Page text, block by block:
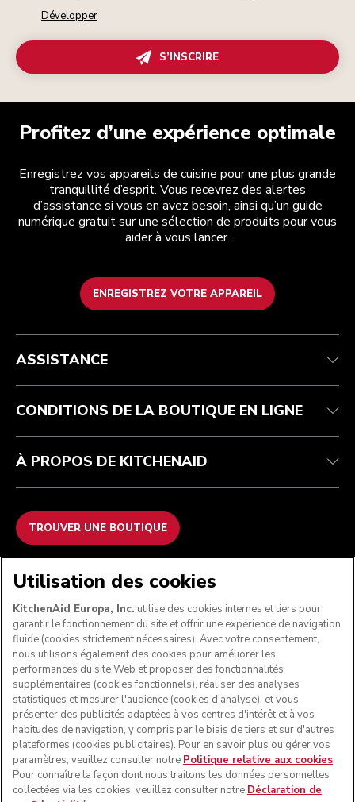
Développer
S’INSCRIRE
Profitez d’une expérience optimale
Enregistrez vos appareils de cuisine pour une plus grande
tranquillité d’esprit. Vous recevrez des alertes
d’assistance si vous en avez besoin, ainsi qu’un guide
numérique gratuit sur une sélection de produits pour vous
aider à vous lancer.
ENREGISTREZ VOTRE APPAREIL
Service après-vente
Garantie et documents
Contactez-nous
Conditions générales de vente
Retours et remboursements
Imprint
ODR
La marque
Trouver une boutique
ASSISTANCE
CONDITIONS DE LA BOUTIQUE EN LIGNE
À PROPOS DE KITCHENAID
TROUVER UNE BOUTIQUE
NOUS ACCEPTONS
SUIVEZ-NOUS
Utilisation des cookies
KitchenAid Europa, Inc. utilise des cookies internes et tiers pour
garantir le fonctionnement du site et offrir une expérience de navigation
fluide (cookies strictement nécessaires). Avec votre consentement,
nous utilisons également des cookies pour améliorer les
performances du site Web et proposer des fonctionnalités
supplémentaires (cookies fonctionnels), réaliser des analyses
statistiques et mesurer l'audience (cookies d'analyse), et vous
présenter des publicités adaptées à vos centres d'intérêt et à vos
habitudes de navigation, y compris par le biais de tiers et sur d'autres
plateformes (cookies publicitaires). Pour en savoir plus ou gérer vos
paramètres, veuillez consulter notre Politique relative aux cookies.
Pour connaître la façon dont nous traitons les données personnelles
collectées via les cookies, veuillez consulter notre Déclaration de